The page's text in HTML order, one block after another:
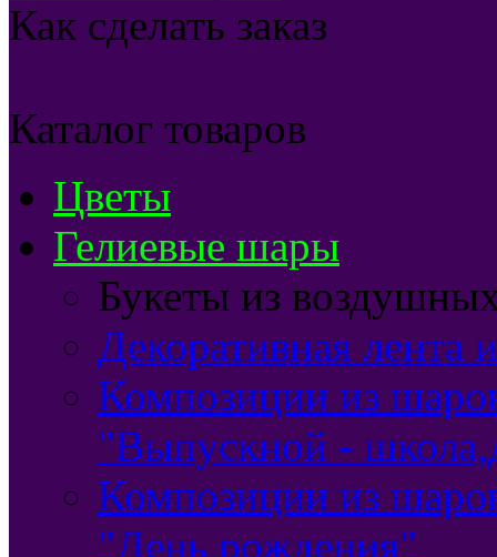
Как сделать заказ
Каталог товаров
Цветы
Гелиевые шары
Букеты из
Декоративная лента
Композиции из
"Выпускной -
Композиции из
"День рождения"